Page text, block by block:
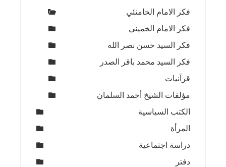
فكر الامام الخامنئي
فكر الامام الخميني
فكر السيد حسن نصر الله
فكر السيد محمد باقر الصدر
قرآنيات
مؤلفات الشيخ أحمد السلمان
الكتب السياسية
المرأة
دراسة اجتماعية
دفتر